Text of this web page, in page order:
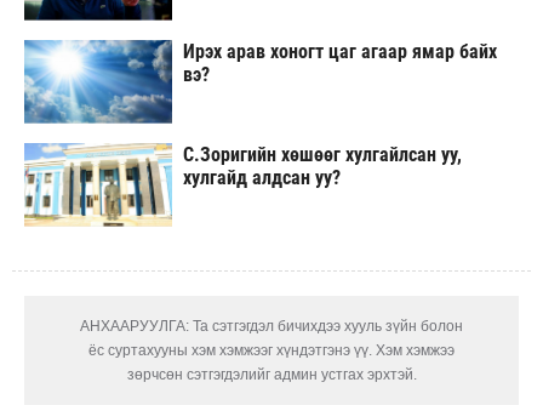
Ирэх арав хоногт цаг агаар ямар байх
вэ?
С.Зоригийн хөшөөг хулгайлсан уу,
хулгайд алдсан уу?
АНХААРУУЛГА: Та сэтгэгдэл бичихдээ хууль зүйн болон
ёс суртахууны хэм хэмжээг хүндэтгэнэ үү. Хэм хэмжээ
зөрчсөн сэтгэгдэлийг админ устгах эрхтэй.